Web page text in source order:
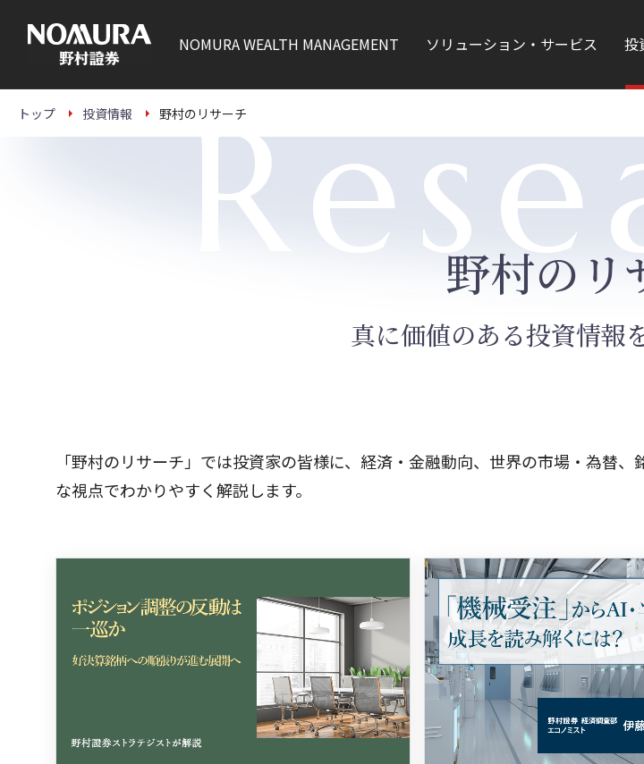
本
NOMURAWEALTH MANAGEMENT ソリューション・サービス 投
トップ 投資情報 野村のリサーチ
野村のリ
真に価値のある投資情報
「野村のリサーチ」では投資家の皆様に、経済・金融動向、世界の市場・為替
な視点でわかりやすく解説します。